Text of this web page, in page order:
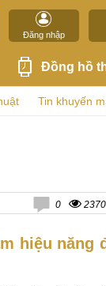
Đăng nhập
Đồng hồ
Tin khuyến
0 2370
hiệu năng